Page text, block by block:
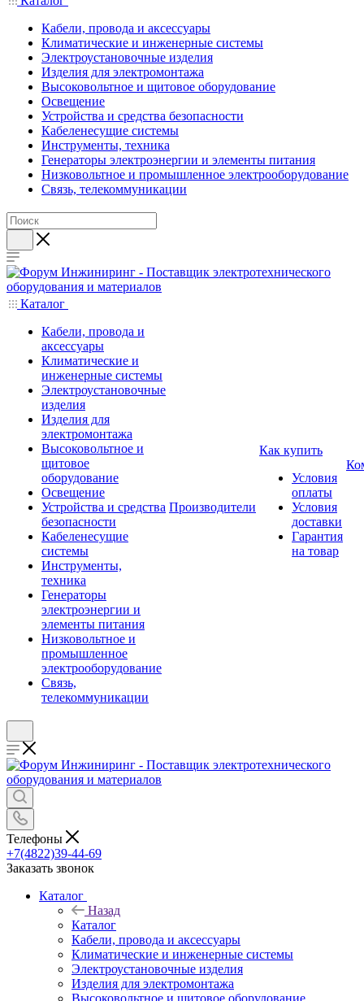
Кабели, провода и аксессуары
Климатические и инженерные системы
Электроустановочные изделия
Изделия для электромонтажа
Высоковольтное и щитовое оборудование
Освещение
Устройства и средства безопасности
Кабеленесущие системы
Инструменты, техника
Генераторы электроэнергии и элементы питания
Низковольтное и промышленное электрооборудование
Связь, телекоммуникации
Каталог
Кабели, провода и
аксессуары
Климатические и
инженерные системы
Электроустановочные
изделия
Изделия для
электромонтажа
Высоковольтное и
щитовое
оборудование
Освещение
Устройства и средства
безопасности
Кабеленесущие
системы
Инструменты,
техника
Генераторы
электроэнергии и
элементы питания
Низковольтное и
промышленное
электрооборудование
Связь,
телекоммуникации
Производители
Как купить
Условия
оплаты
Условия
доставки
Гарантия
на товар
Телефоны
+7(4822)39-44-69
Заказать звонок
Каталог
Назад
Каталог
Кабели, провода и аксессуары
Климатические и инженерные системы
Электроустановочные изделия
Изделия для электромонтажа
Высоковольтное и щитовое оборудование